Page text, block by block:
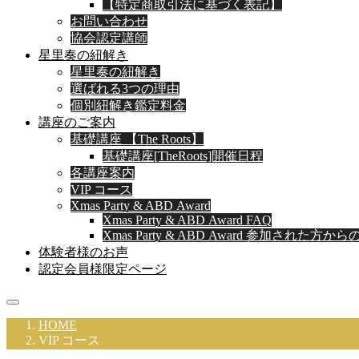
【特定商取引法に基づく表記】
お問い合わせ
協会認定講師
星里奏の紐解き
星里奏の紐解き
選ばれる3つの理由
個別紐解き鑑定料金
講座のご案内
基礎講座 【The Roots】
基礎講座[TheRoots]開催日程
各講座案内
VIP コース
Xmas Party & ABD Award
Xmas Party & ABD Award FAQ
Xmas Party & ABD Award 参加された方から
体験者様のお声
認定会員様限定ページ
HOME
VIP コース